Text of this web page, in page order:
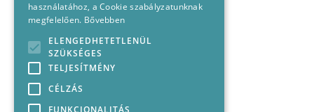
használatához, a Cookie szabályzatunknak
megfelelően. Bővebben
ELENGEDHETETLENÜL
SZÜKSÉGES
TELJESÍTMÉNY
CÉLZÁS
FUNKCIONALITÁS